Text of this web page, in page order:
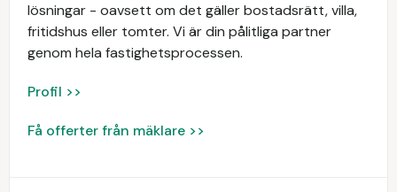
lösningar - oavsett om det gäller bostadsrätt, villa,
fritidshus eller tomter. Vi är din pålitliga partner
genom hela fastighetsprocessen.
Profil >>
Få offerter från mäklare >>